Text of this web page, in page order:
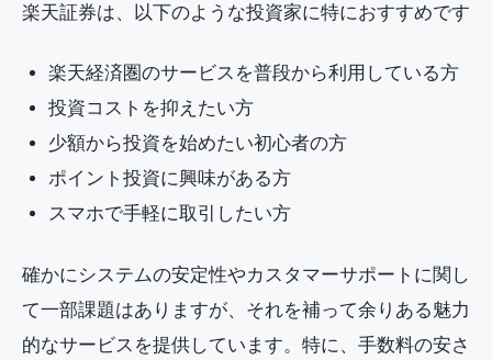
楽天証券は、以下のような投資家に特におすすめです
楽天経済圏のサービスを普段から利用している方
投資コストを抑えたい方
少額から投資を始めたい初心者の方
ポイント投資に興味がある方
スマホで手軽に取引したい方
確かにシステムの安定性やカスタマーサポートに関し
て一部課題はありますが、それを補って余りある魅力
的なサービスを提供しています。特に、手数料の安さ